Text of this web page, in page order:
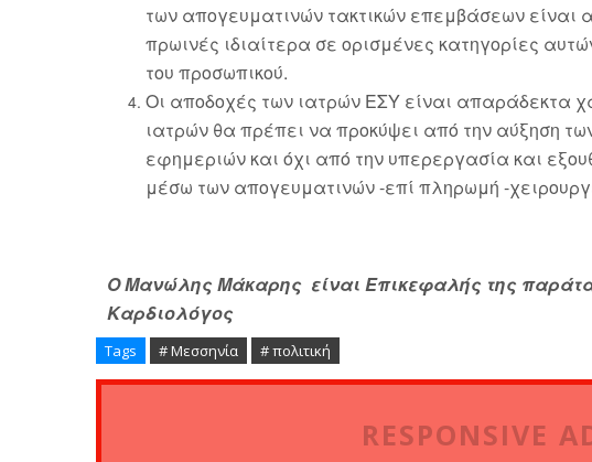
των απογευματινών τακτικών επεμβάσεων είναι
πρωινές ιδιαίτερα σε ορισμένες κατηγορίες
του προσωπικού.
Οι αποδοχές των ιατρών ΕΣΥ είναι απαράδεκτα
ιατρών θα πρέπει να προκύψει από την αύξηση
εφημεριών και όχι από την υπερεργασία και
μέσω των απογευματινών -επί πληρωμή -
Ο Μανώλης Μάκαρης είναι Επικεφαλής της
Καρδιολόγος
Tags # Μεσσηνία # πολιτική
RESPONSIVE